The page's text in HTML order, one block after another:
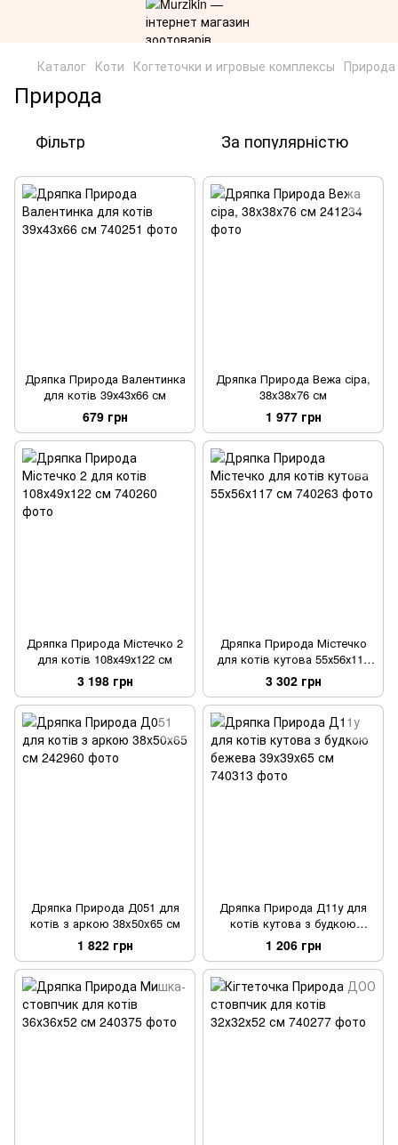
Каталог Коти Когтеточки и игровые комплексы Природа
Природа
Фільтр За популярністю
Дряпка Природа Валентинка
для котів 39х43х66 см
679 грн
Дряпка Природа Вежа сіра,
38x38x76 см
1 977 грн
Дряпка Природа Містечко 2
для котів 108х49х122 см
3 198 грн
Дряпка Природа Містечко
для котів кутова 55х56х117
см
3 302 грн
Дряпка Природа Д051 для
котів з аркою 38x50x65 см
1 822 грн
Дряпка Природа Д11у для
котів кутова з будкою
бежева 39x39x65 см
1 206 грн